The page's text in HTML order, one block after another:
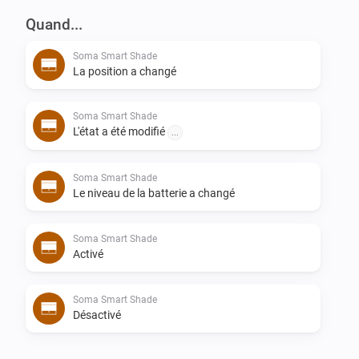
You can also Subscribe to a Topic and move
    - SomaShades/+/REVECIVE/value (where RECEIVE
can be configured on settings)
Quand...
Soma Smart Shade
La position a changé
Soma Smart Shade
L'état a été modifié
Soma Smart Shade
Le niveau de la batterie a changé
Soma Smart Shade
Activé
Soma Smart Shade
Désactivé